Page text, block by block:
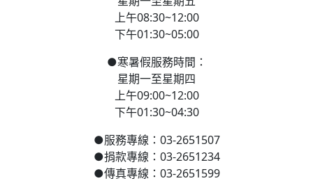
上午08:30~12:00
下午01:30~05:00
●寒暑假服務時間：
星期一至星期四
上午09:00~12:00
下午01:30~04:30
●服務專線：03-2651507
●捐款專線：03-2651234
●傳真專線：03-2651599